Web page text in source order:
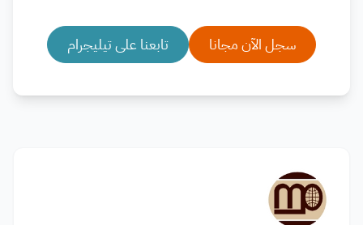
سجل الآن مجانا تابعنا على تيليجرام